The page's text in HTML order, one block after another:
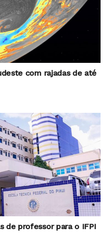
com rajadas de até
de professor para o IFPI